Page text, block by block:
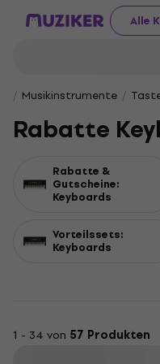
Alle
Musikinstrumente
Rabatte
Rabatte &
Gutscheine:
Keyboards
Vorteilssets:
Keyboards
1 - 34 von 57 Produkten